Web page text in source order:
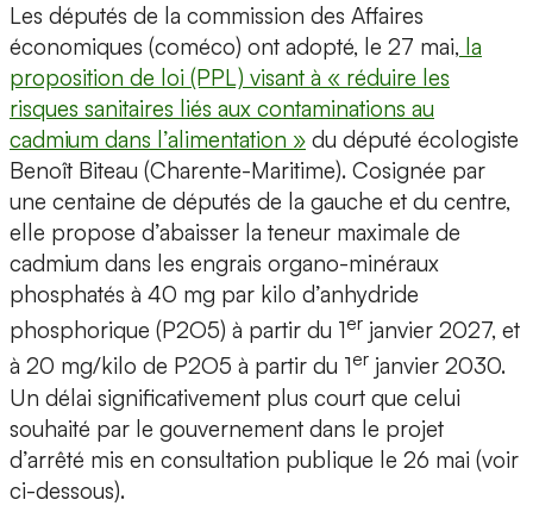
Les députés de la commission des Affaires
économiques (coméco) ont adopté, le 27 mai, la
proposition de loi (PPL) visant à « réduire les
risques sanitaires liés aux contaminations au
cadmium dans l’alimentation » du député écologiste
Benoît Biteau (Charente-Maritime). Cosignée par
une centaine de députés de la gauche et du centre,
elle propose d’abaisser la teneur maximale de
cadmium dans les engrais organo-minéraux
phosphatés à 40 mg par kilo d’anhydride
phosphorique (P2O5) à partir du 1er janvier 2027, et
à 20 mg/kilo de P2O5 à partir du 1er janvier 2030.
Un délai significativement plus court que celui
souhaité par le gouvernement dans le projet
d’arrêté mis en consultation publique le 26 mai (voir
ci-dessous).